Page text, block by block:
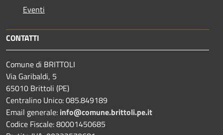
Eventi
CONTATTI
Comune di BRITTOLI
Via Garibaldi, 5
65010 Brittoli (PE)
Centralino Unico: 085.849189
Email generale: info@comune.brittoli.pe.it
Codice Fiscale: 80001450685